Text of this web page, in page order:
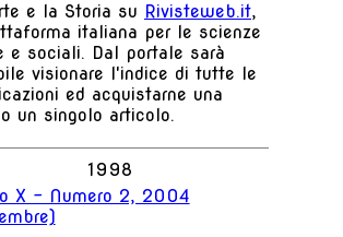
e la Storia su Rivisteweb.it,
italiana per le scienze
e sociali. Dal portale sarà
visionare l'indice di tutte le
ed acquistarne una
un singolo articolo.
1998
X - Numero 2, 2004